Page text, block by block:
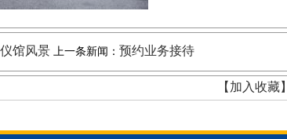
馆风景 上一条新闻： 预约业务接待
【加入收藏】